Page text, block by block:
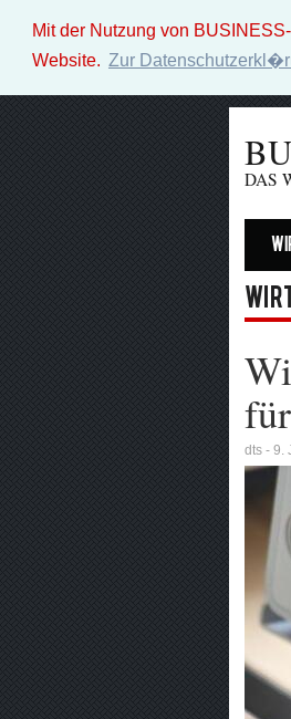
Mit der Nutzung von
Website. Zur
DAS
dts - 9.